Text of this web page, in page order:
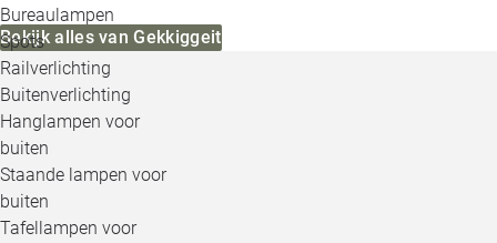
Bureaulampen
Spots
Railverlichting
Buitenverlichting
Hanglampen voor
buiten
Staande lampen voor
buiten
Tafellampen voor
Bekijk alles van Gekkiggeit